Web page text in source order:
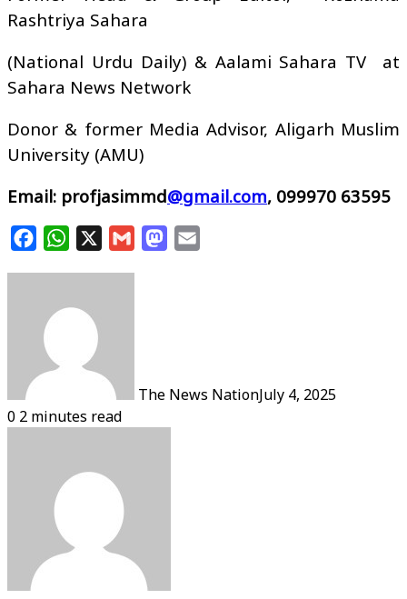
Rashtriya Sahara
(National Urdu Daily) & Aalami Sahara TV at
Sahara News Network
Donor & former Media Advisor, Aligarh Muslim
University (AMU)
Email: profjasimmd@gmail.com, 099970 63595
FacebookWhatsApp Gmail Mastodon
The News NationJuly 4, 2025
0 2 minutes read